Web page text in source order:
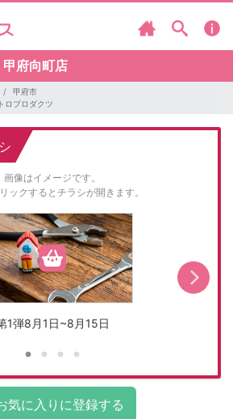
甲府向町店
甲府市
ロプロダクツ
画像はイメージです。
ックするとチラシが開きます。
1弾8月1日~8月15日